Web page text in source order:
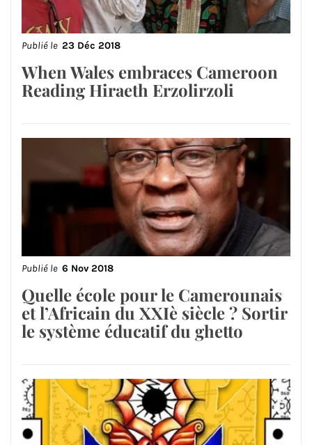
Publié le 23 Déc 2018
When Wales embraces Cameroon
Reading Hiraeth Erzolirzoli
Publié le 6 Nov 2018
Quelle école pour le Camerounais
et l’Africain du XXIè siècle ? Sortir
le système éducatif du ghetto